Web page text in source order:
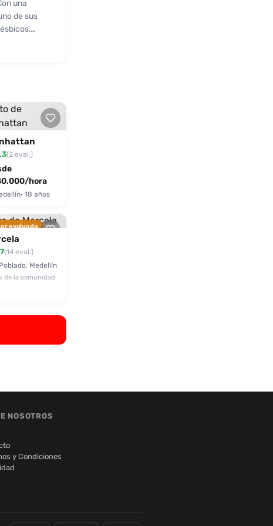
una
de sus
su
que
y
(2 eval.)
hora
· 18 años
evaluada
(14 eval.)
Medellín
de la comunidad
NOSOTROS
y Condiciones